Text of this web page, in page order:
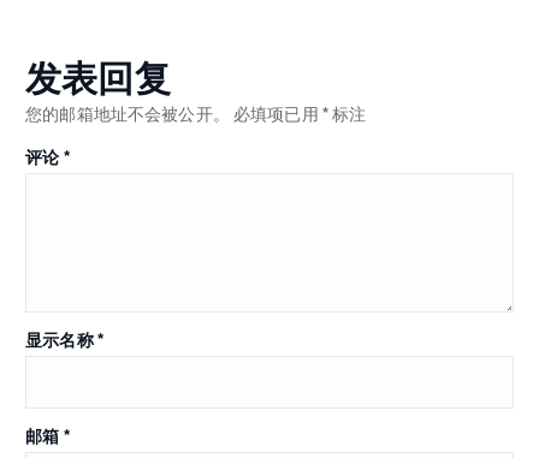
发表回复
您的邮箱地址不会被公开。 必填项已用*标注
评论*
显示名称*
邮箱*